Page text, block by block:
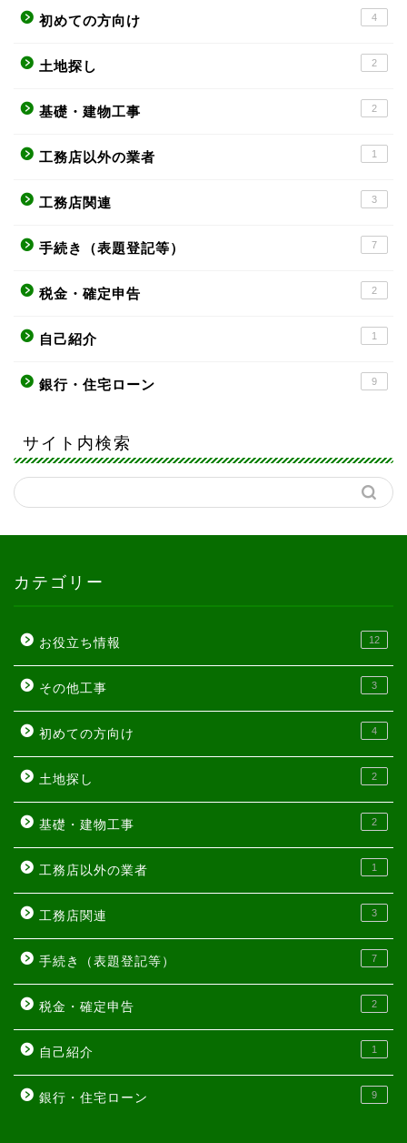
初めての方向け 4
土地探し 2
基礎・建物工事 2
工務店以外の業者 1
工務店関連 3
手続き（表題登記等） 7
税金・確定申告 2
自己紹介 1
銀行・住宅ローン 9
サイト内検索
カテゴリー
お役立ち情報 12
その他工事 3
初めての方向け 4
土地探し 2
基礎・建物工事 2
工務店以外の業者 1
工務店関連 3
手続き（表題登記等） 7
税金・確定申告 2
自己紹介 1
銀行・住宅ローン 9